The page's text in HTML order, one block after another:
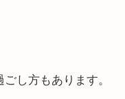
し方もあります。